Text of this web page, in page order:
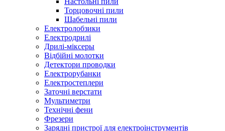
Торцовочні пили
Шабельні пили
Електролобзики
Електродрилі
Дрилі-міксеры
Відбійні молотки
Детектори проводки
Електрорубанки
Електростеплери
Заточні верстати
Мультиметри
Технічні фени
Фрезери
Зарядні пристрої для електроінструментів